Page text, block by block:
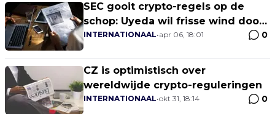
SEC gooit crypto-regels op de
schop: Uyeda wil frisse wind door
oude waarschuwingen!
INTERNATIONAAL•apr 06, 18:01 0
CZ is optimistisch over
wereldwijde crypto-reguleringen
INTERNATIONAAL•okt 31, 18:14 0